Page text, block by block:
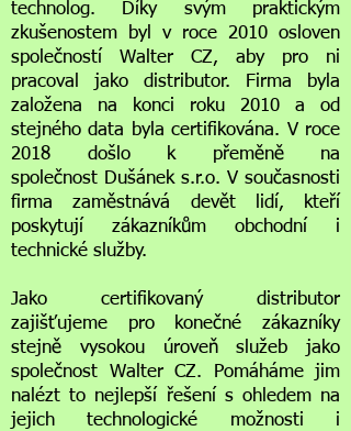
technolog. Díky svým praktickým
zkušenostem byl v roce 2010 osloven
společností Walter CZ, aby pro ni
pracoval jako distributor. Firma byla
založena na konci roku 2010 a od
stejného data byla certifikována. V roce
2018 došlo k přeměně na
společnost Dušánek s.r.o. V současnosti
firma zaměstnává devět lidí, kteří
poskytují zákazníkům obchodní i
technické služby.
Jako certifikovaný distributor
zajišťujeme pro konečné zákazníky
stejně vysokou úroveň služeb jako
společnost Walter CZ. Pomáháme jim
nalézt to nejlepší řešení s ohledem na
jejich technologické možnosti i